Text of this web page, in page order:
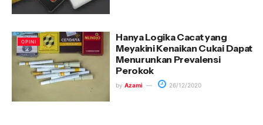
OPINI
Hanya Logika Cacat yang
Meyakini Kenaikan Cukai Dapat
Menurunkan Prevalensi
Perokok
by Azami 26/12/2020